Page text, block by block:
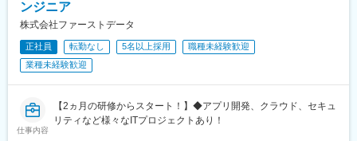
路三条駅、畝傍駅、宇品二丁目駅、福島町駅、蓮池町通駅、旦過
駅、西黒崎駅、伊賀駅、香椎宮前駅、箱崎宮前駅、市役所駅(長崎
県)、本妙寺入口駅、涙橋駅
駅、知立駅、刈谷駅、太田川駅、前後駅、星川駅(三重県)、鈴鹿市
駅、津新町駅、大垣駅、岐南駅、少路駅、千里山駅、石橋阪大前
駅、茨木駅、枚方市駅、放出駅、四条畷駅、住道駅、千林大宮
駅、天王寺駅前駅、大阪上本町駅、新石切駅、平野駅(地下鉄)、鳳
駅、あびこ駅、武庫之荘駅、逆瀬川駅、尼崎駅(東海道本線)、夙川
駅、六甲道駅、山陽姫路駅、網干駅、西明石駅、四条駅(京都市
根駅、大和八木駅、大元駅、高島駅(岡山県)、米子駅、山口駅(山
口県)、琴芝駅、宇部駅、緑井駅、大町駅(広島県)、県病院前駅、
ンジニア
株式会社ファーストデータ
正社員 転勤なし 5名以上採用
職種未経験歓迎
業種未経験歓迎
仕事内容
【2ヵ月の研修からスタート！】◆アプリ開発、クラウド、セキュ
リティなど様々なITプロジェクトあり！